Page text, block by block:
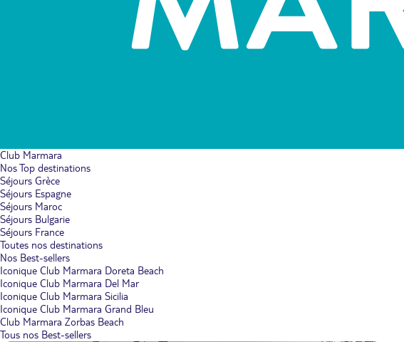
Club Marmara
Nos Top destinations
Séjours Grèce
Séjours Espagne
Séjours Maroc
Séjours Bulgarie
Séjours France
Toutes nos destinations
Nos Best-sellers
Iconique Club Marmara Doreta Beach
Iconique Club Marmara Del Mar
Iconique Club Marmara Sicilia
Iconique Club Marmara Grand Bleu
Club Marmara Zorbas Beach
Tous nos Best-sellers